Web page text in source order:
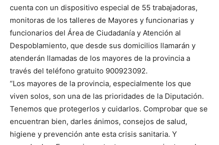
cuenta con un dispositivo especial de 55 trabajadoras,
monitoras de los talleres de Mayores y funcionarias y
funcionarios del Área de Ciudadanía y Atención al
Despoblamiento, que desde sus domicilios llamarán y
atenderán llamadas de los mayores de la provincia a
través del teléfono gratuito 900923092.
“Los mayores de la provincia, especialmente los que
viven solos, son una de las prioridades de la Diputación.
Tenemos que protegerlos y cuidarlos. Comprobar que se
encuentran bien, darles ánimos, consejos de salud,
higiene y prevención ante esta crisis sanitaria. Y